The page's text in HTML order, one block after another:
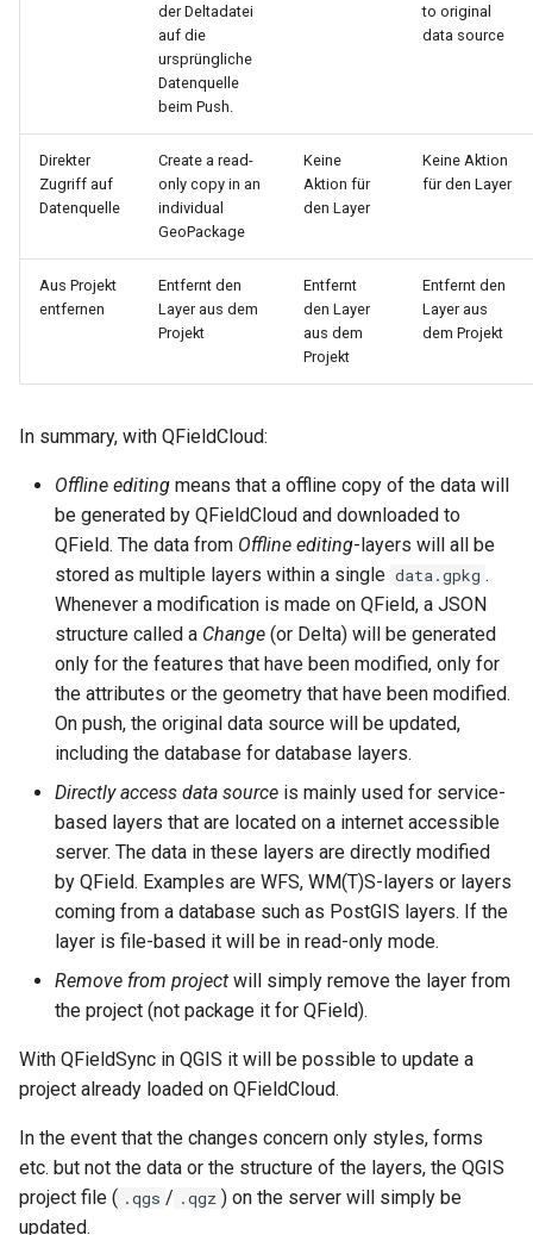
der Deltadatei
auf die
ursprüngliche
Datenquelle
beim Push.
to original
data source
Direkter
Zugriff auf
Datenquelle
Create a read-
only copy in an
individual
GeoPackage
Keine
Aktion für
den Layer
Keine Aktion
für den Layer
Aus Projekt
entfernen
Entfernt den
Layer aus dem
Projekt
Entfernt
den Layer
aus dem
Projekt
Entfernt den
Layer aus
dem Projekt
In summary, with QFieldCloud:
Offline editing means that a offline copy of the data will
be generated by QFieldCloud and downloaded to
QField. The data from Offline editing-layers will all be
stored as multiple layers within a single data.gpkg .
Whenever a modification is made on QField, a JSON
structure called a Change (or Delta) will be generated
only for the features that have been modified, only for
the attributes or the geometry that have been modified.
On push, the original data source will be updated,
including the database for database layers.
Directly access data source is mainly used for service-
based layers that are located on a internet accessible
server. The data in these layers are directly modified
by QField. Examples are WFS, WM(T)S-layers or layers
coming from a database such as PostGIS layers. If the
layer is file-based it will be in read-only mode.
Remove from project will simply remove the layer from
the project (not package it for QField).
With QFieldSync in QGIS it will be possible to update a
project already loaded on QFieldCloud.
In the event that the changes concern only styles, forms
etc. but not the data or the structure of the layers, the QGIS
project file ( .qgs / .qgz ) on the server will simply be
updated.